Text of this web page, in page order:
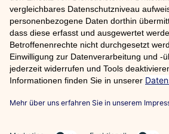
Ich habe dieDatenschutzbestimmungen
Kenntnis genommen.*